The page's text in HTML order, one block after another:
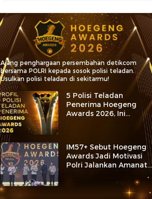
Ajang penghargaan persembahan detikcom
bersama POLRI kepada sosok polisi teladan.
Usulkan polisi teladan di sekitarmu!
5 Polisi Teladan
Penerima Hoegeng
Awards 2026, Ini
Kategori dan Kiprahnya
IM57+ Sebut Hoegeng
Awards Jadi Motivasi
Polri Jalankan Amanat